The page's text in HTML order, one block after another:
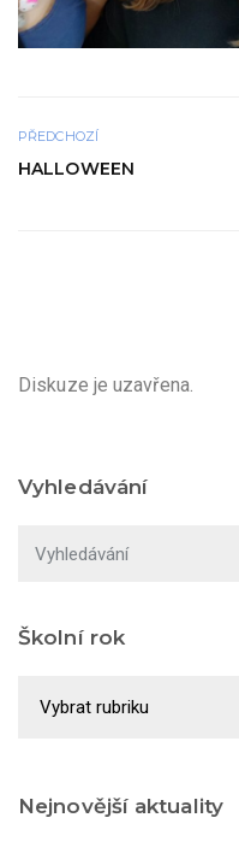
PŘEDCHOZÍ
HALLOWEEN
Diskuze je uzavřena.
Vyhledávání
Školní rok
Nejnovější aktuality